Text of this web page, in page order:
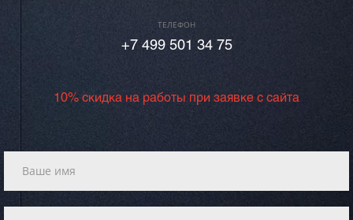
ТЕЛЕФОН
+7 499 501 34 75
10% скидка на работы при заявке с сайта